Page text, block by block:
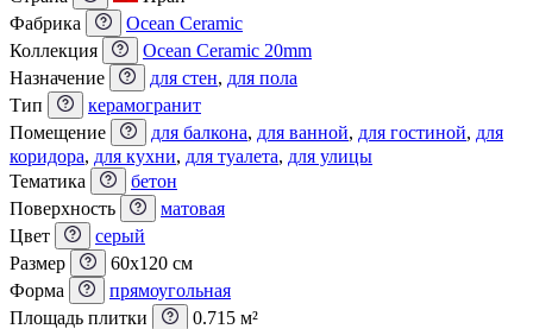
Фабрика
Ocean Ceramic
Коллекция
Ocean Ceramic 20mm
Назначение
для стен, для пола
Тип
керамогранит
Помещение
для балкона, для ванной, для гостиной, для
коридора, для кухни, для туалета, для улицы
Тематика
бетон
Поверхность
матовая
Цвет
серый
Размер
60x120 см
Форма
прямоугольная
Площадь плитки
0.715 м²